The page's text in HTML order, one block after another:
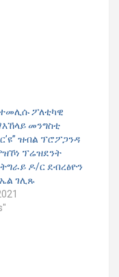
ፖለቲካዊ
መንግስቲ
ዝብል ፕሮፖጋንዳ
ፕሬዝደንት
ዶ/ር ደብረፅዮን
ገሊጹ